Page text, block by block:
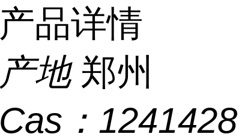
产品详情
产地 郑州
Cas：